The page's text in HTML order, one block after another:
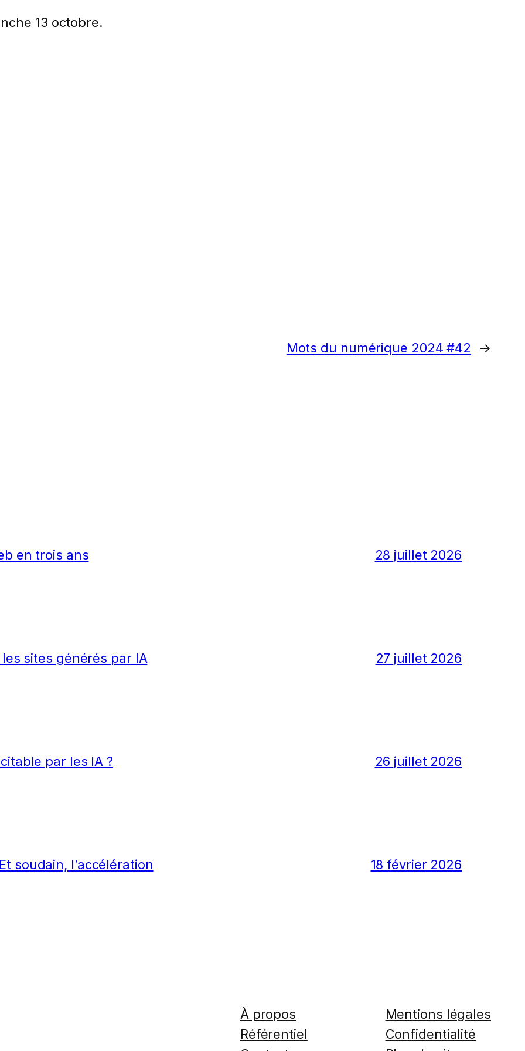
13 octobre.
Mots du numérique 2024 #42 →
en trois ans 28 juillet 2026
sites générés par IA 27 juillet 2026
par les IA ? 26 juillet 2026
soudain, l’accélération 18 février 2026
À propos
Référentiel
Mentions légales
Confidentialité